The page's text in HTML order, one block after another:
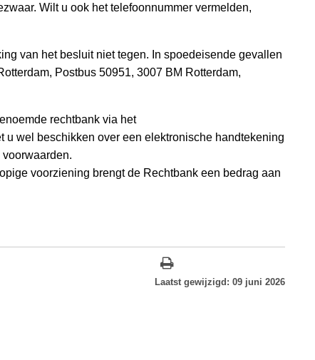
Wilt u ook het telefoonnummer vermelden,
van het besluit niet tegen. In spoedeisende gevallen
Postbus 50951, 3007 BM Rotterdam,
rechtbank via het
u wel beschikken over een elektronische handtekening
voorziening brengt de Rechtbank een bedrag aan
Laatst gewijzigd: 09 juni 2026